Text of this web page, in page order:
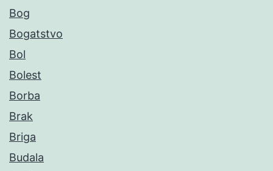
Bog
Bogatstvo
Bol
Bolest
Borba
Brak
Briga
Budala